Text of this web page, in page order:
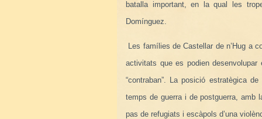
batalla important, en la qual les
Domínguez.
Les famílies de Castellar de n’Hug a
activitats que es podien
“contraban”. La posició estratègica
temps de guerra i de postguerra,
pas de refugiats i escàpols d’una